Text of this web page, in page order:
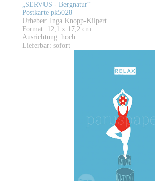
„SERVUS - Bergnatur“
Postkarte pk5028
Urheber: Inga Knopp-Kilpert
Format: 12,1 x 17,2 cm
Ausrichtung: hoch
Lieferbar: sofort